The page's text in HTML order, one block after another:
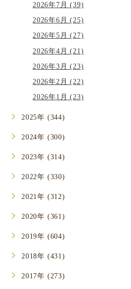
2026年7月 (39)
2026年6月 (25)
2026年5月 (27)
2026年4月 (21)
2026年3月 (23)
2026年2月 (22)
2026年1月 (23)
2025年 (344)
2024年 (300)
2023年 (314)
2022年 (330)
2021年 (312)
2020年 (361)
2019年 (604)
2018年 (431)
2017年 (273)